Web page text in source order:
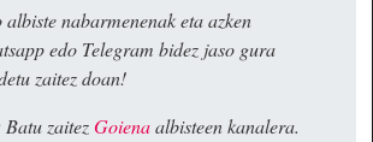
albiste nabarmenenak eta azken
edo Telegram bidez jaso gura
zaitez doan!
Batu zaitezGoienaalbisteen kanalera.